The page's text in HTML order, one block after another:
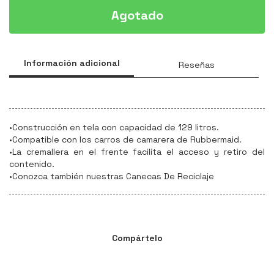
Agotado
Información adicional Reseñas
•Construcción en tela con capacidad de 129 litros.
•Compatible con los carros de camarera de Rubbermaid.
•La cremallera en el frente facilita el acceso y retiro del
contenido.
•Conozca también nuestras Canecas De Reciclaje
Compártelo